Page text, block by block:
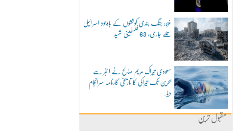
غزہ: جنگ بندی کوششوں کے باوجود اسرائیلی
حملے جاری، 63 فلسطینی شہید
سعودی تیراک مریم صالح نے الخبر سے
بحرین تک تیراکی کا تاریخی کارنامہ سرانجام
دیا۔
مقبول ترین